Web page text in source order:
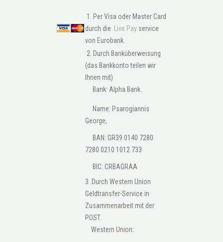
1. Per Visa oder Master Card
durch die
Live Pay service
von Eurobank.
2. Durch Banküberweisung
(das Bankkonto teilen wir
Ihnen mit)
Bank: Alpha Bank.
Name: Psarogiannis
George,
BAN: GR39 0140 7280
7280 0210 1012 733
BIC: CRBAGRAA
3. Durch Western Union
Geldtransfer-Service in
Zusammenarbeit mit der
POST.
Western Union: